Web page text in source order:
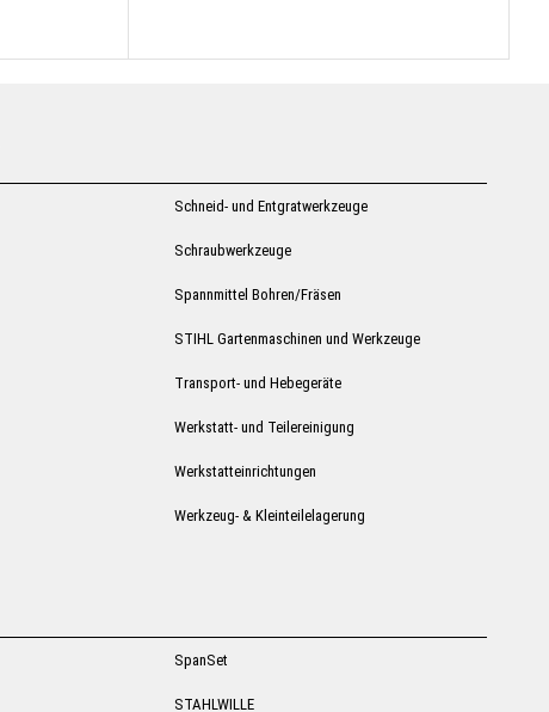
Schneid- und Entgratwerkzeuge
Schraubwerkzeuge
Spannmittel Bohren/Fräsen
STIHL Gartenmaschinen und Werkzeuge
Transport- und Hebegeräte
Werkstatt- und Teilereinigung
Werkstatteinrichtungen
Werkzeug- & Kleinteilelagerung
SpanSet
STAHLWILLE